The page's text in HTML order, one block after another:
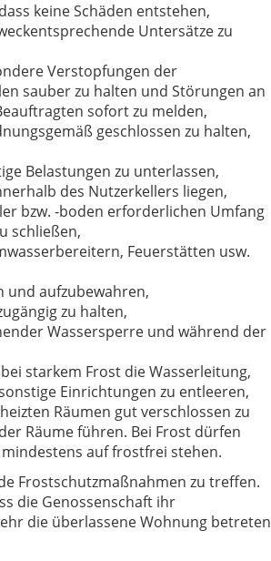
keine Schäden entstehen,
Untersätze zu
Verstopfungen der
sauber zu halten und Störungen an
sofort zu melden,
geschlossen zu halten,
Belastungen zu unterlassen,
des Nutzerkellers liegen,
bzw. -boden erforderlichen Umfang
schließen,
Feuerstätten usw.
und aufzubewahren,
zu halten,
Wassersperre und während der
starkem Frost die Wasserleitung,
Einrichtungen zu entleeren,
Räumen gut verschlossen zu
Räume führen. Bei Frost dürfen
auf frostfrei stehen.
Frostschutzmaßnahmen zu treffen.
die Genossenschaft ihr
die überlassene Wohnung betreten